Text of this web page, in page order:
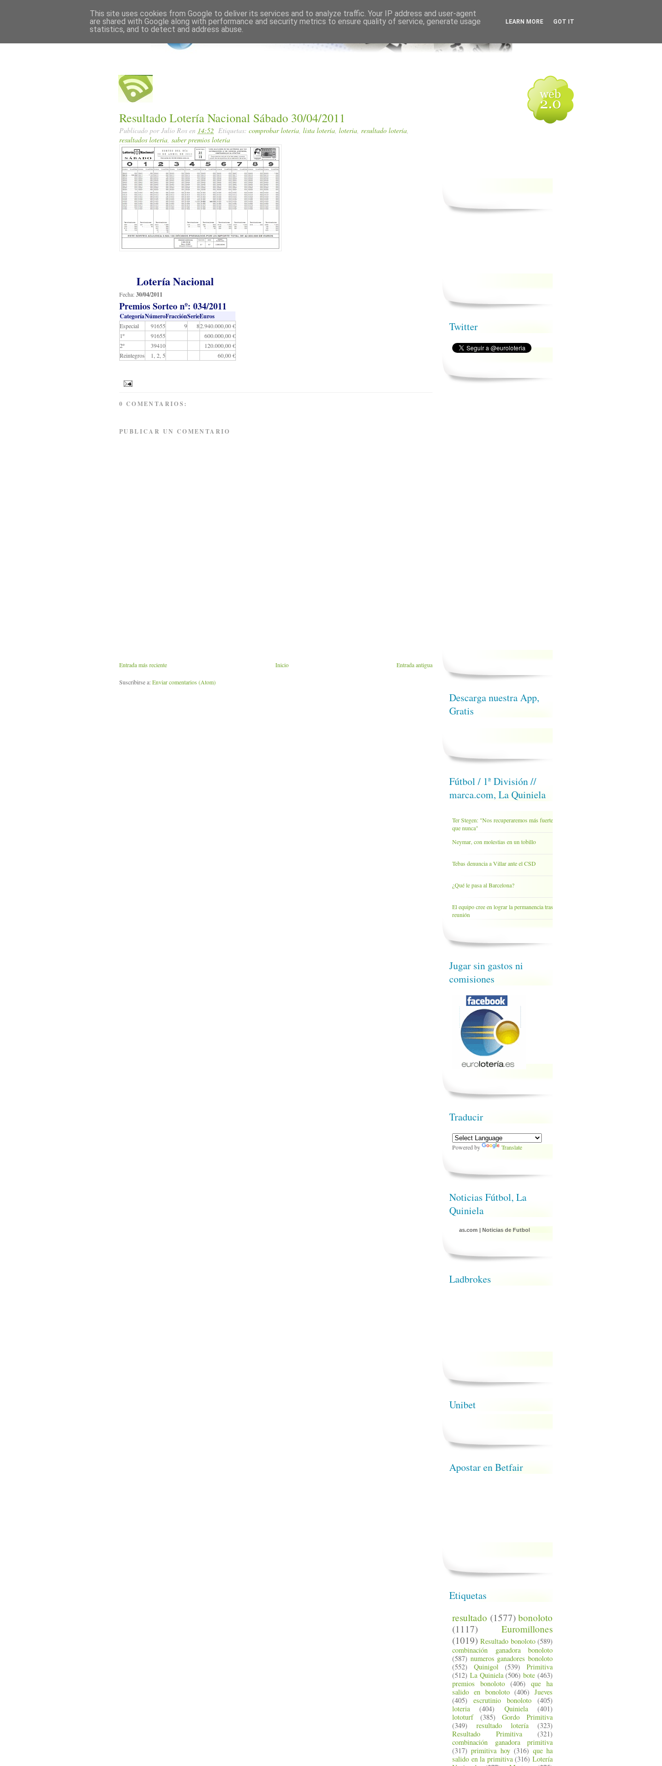
Resultado Lotería Nacional Sábado 30/04/2011
Publicado porJulio Ros en 14:52 Etiquetas: comprobar lotería, lista lotería, loteria, resultado lotería,
resultados loteria, saber premios loteria
Lotería Nacional
Fecha:30/04/2011
Premios Sorteo nº: 034/2011
CategoríaNúmeroFracciónSerieEuros
Especial 91655 9 82.940.000,00 €
1º
91655
600.000,00 €
2º
39410
120.000,00 €
Reintegros
1, 2, 5 60,00 €
0 COMENTARIOS:
PUBLICAR UN COMENTARIO
Entrada más reciente Entrada antigua
Inicio
Suscribirse a:Enviar comentarios (Atom)
Twitter
Descarga nuestra App,
Gratis
Fútbol / 1ª División //
marca.com, La Quiniela
Ter Stegen: "Nos recuperaremos más fuertes
que nunca"
Neymar, con molestias en un tobillo
Tebas denuncia a Villar ante el CSD
¿Qué le pasa al Barcelona?
El equipo cree en lograr la permanencia tras la
reunión
Jugar sin gastos ni
comisiones
Traducir
Powered by Translate
Noticias Fútbol, La
Quiniela
as.com | Noticias de Futbol
Ladbrokes
Unibet
Apostar en Betfair
Etiquetas
resultado (1577) bonoloto
(1117)
Euromillones
(1019) Resultado bonoloto (589)
combinación ganadora bonoloto
(587) numeros ganadores bonoloto
(552)
Quinigol (539)
Primitiva
(512) La Quiniela (506) bote (463)
premios bonoloto (406)
que ha
salido en bonoloto (406) Jueves
(405)
escrutinio bonoloto
(405)
loteria
(404) Quiniela
(401)
lototurf
(385)
Gordo Primitiva
(349)
resultado lotería
(323)
Resultado Primitiva
(321)
combinación ganadora primitiva
(317) primitiva hoy (316) que ha
salido en la primitiva (316) Lotería
This site uses cookies from Google to deliver its services and to analyze traffic. Your IP address and user-agent
are shared with Google along with performance and security metrics to ensure quality of service, generate usage
statistics, and to detect and address abuse.
LEARN MORE GOT IT